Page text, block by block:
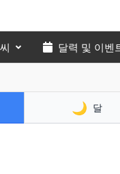
달력 및 이벤
🌙 달